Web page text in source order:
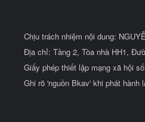
Chịu trách nhiệm nội dung:
Địa chỉ: Tầng 2, Tòa nhà HH1,
Giấy phép thiết lập mạng xã hội
Ghi rõ 'nguồn Bkav' khi phát hành